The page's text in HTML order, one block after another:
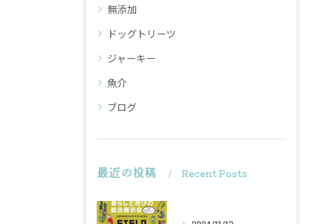
無添加
ドッグトリーツ
ジャーキー
魚介
ブログ
最近の投稿 Recent Posts